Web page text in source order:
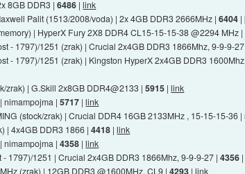
8GB DDR3 |6486 |link
Palit (1513/2008/voda) | 2x 4GB DDR3 2666MHz |6404 |
| HyperX Fury 2X8 DDR4 CL15-15-15-38 @2294 MHz |
- 1797)/1251 (zrak) | Crucial 2x4GB DDR3 1866Mhz, 9-9-9-
- 1797)/1251 (zrak) | Kingston HyperX 2x4GB DDR3
zrak) | G.Skill 2x8GB DDR4@2133 |5915 |link
nimampojma |5717 |link
(stock/zrak) | Crucial DDR4 16GB 2133MHz , 15-15-15-36 |
| 4x4GB DDR3 1866 |4418 |link
nimampojma |4358 |link
1797)/1251 | Crucial 2x4GB DDR3 1866Mhz, 9-9-9-27 |4356
(zrak) | 12GB DDR3 @1600MHz, CL9 |4293 |link